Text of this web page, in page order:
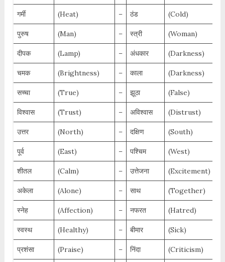
गर्मी (Heat) – ठंड (Cold)
पुरुष (Man) – स्त्री (Woman)
दीपक (Lamp) – अंधकार (Darkness)
चमक (Brightness) – काला (Darkness)
सच्चा (True) – झूठा (False)
विश्वास (Trust) – अविश्वास (Distrust)
उत्तर (North) – दक्षिण (South)
पूर्व (East) – पश्चिम (West)
शीतल (Calm) – उत्तेजना (Excitement)
अकेला (Alone) – साथ (Together)
स्नेह (Affection) – नफरत (Hatred)
स्वस्थ (Healthy) – बीमार (Sick)
प्रशंसा (Praise) – निंदा (Criticism)